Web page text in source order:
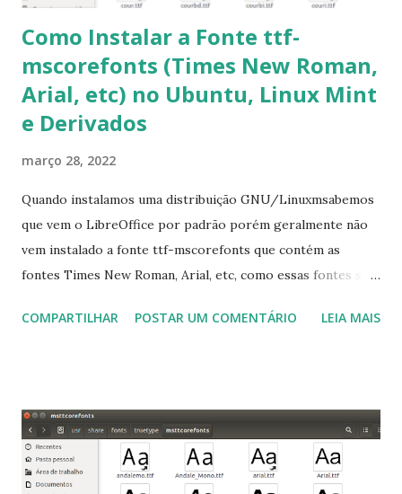
Como Instalar a Fonte ttf-
mscorefonts (Times New Roman,
Arial, etc) no Ubuntu, Linux Mint
e Derivados
março 28, 2022
Quando instalamos uma distribuição GNU/Linuxmsabemos
que vem o LibreOffice por padrão porém geralmente não
vem instalado a fonte ttf-mscorefonts que contém as
fontes Times New Roman, Arial, etc, como essas fontes são
a Associação Brasileira de Normas Técnicas (ABNT), exige
que contém essas fontes. Ao instalar o GNU/Linux abra o
terminal e execute o comando: $ sudo apt-get install ttf-
mscorefonts-installer Leia os termos de uso e avance
COMPARTILHAR POSTAR UM COMENTÁRIO LEIA MAIS